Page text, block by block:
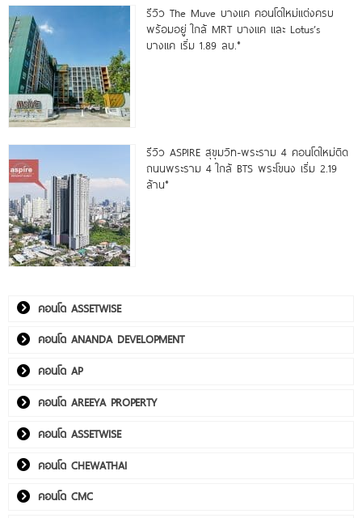
รีวิว The Muve บางแค คอนโดใหม่แต่งครบ
พร้อมอยู่ ใกล้ MRT บางแค และ Lotus’s
บางแค เริ่ม 1.89 ลบ.*
รีวิว ASPIRE สุขุมวิท-พระราม 4 คอนโดใหม่ติด
ถนนพระราม 4 ใกล้ BTS พระโขนง เริ่ม 2.19
ล้าน*
คอนโด ASSETWISE
คอนโด ANANDA DEVELOPMENT
คอนโด AP
คอนโด AREEYA PROPERTY
คอนโด ASSETWISE
คอนโด CHEWATHAI
คอนโด CMC